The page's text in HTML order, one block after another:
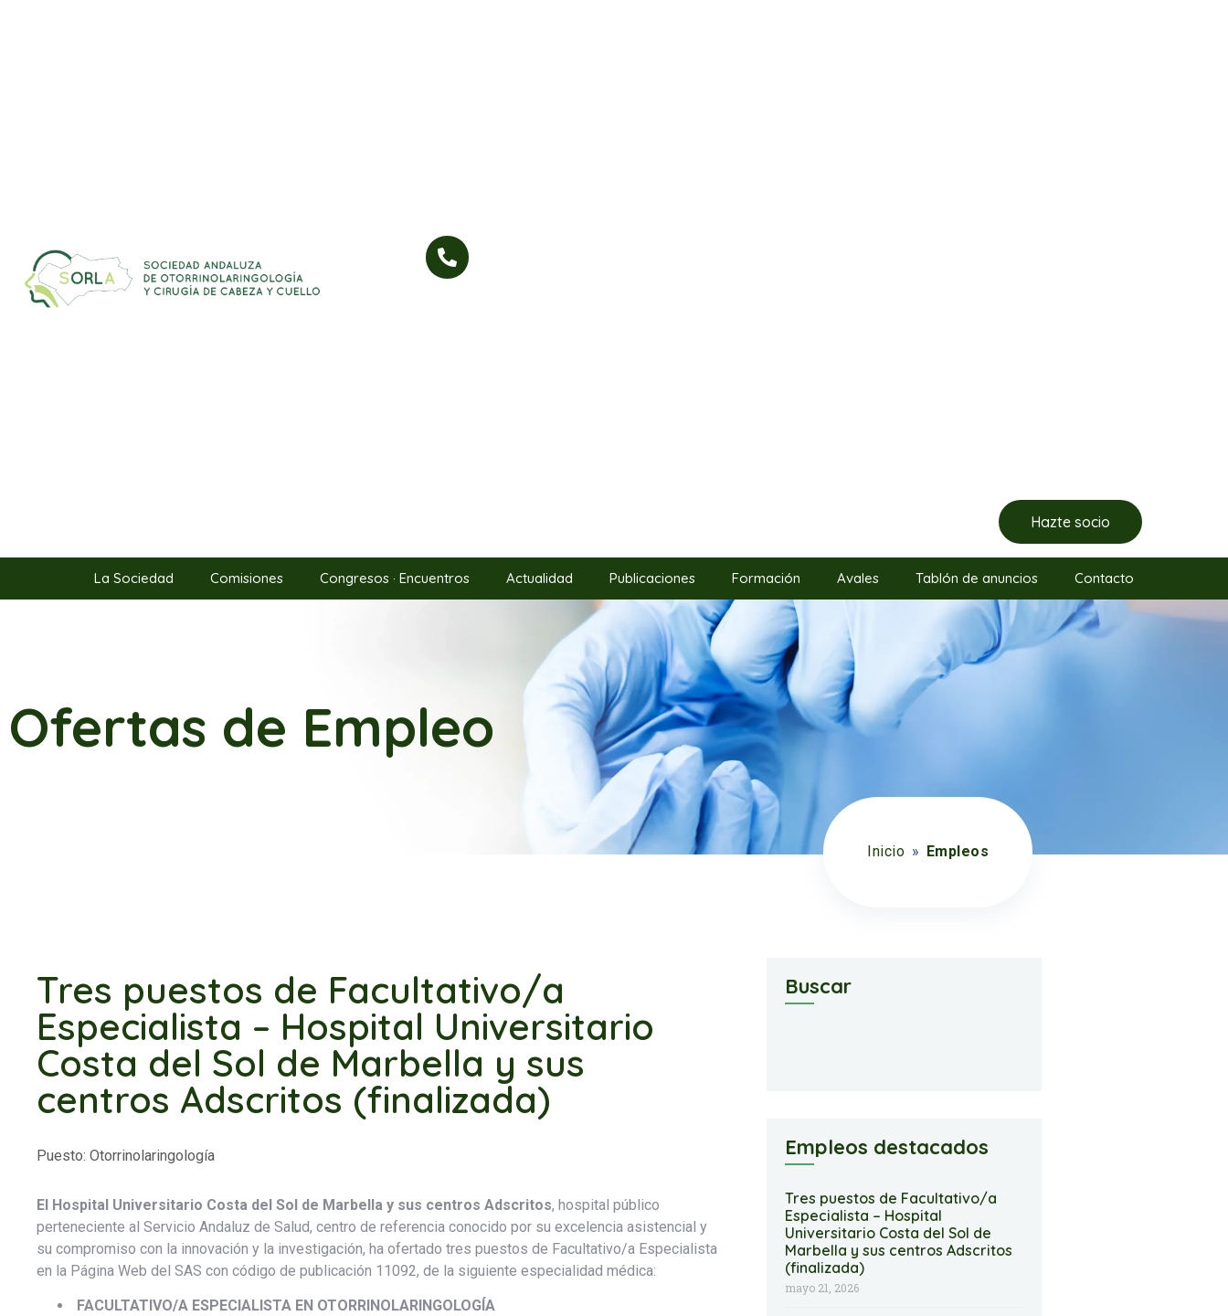
Hazte socio
La Sociedad Comisiones Congresos · Encuentros Actualidad Publicaciones Formación Avales Tablón de anuncios Contacto
Ofertas de Empleo
Inicio » Empleos
Tres puestos de Facultativo/a
Especialista – Hospital Universitario
Costa del Sol de Marbella y sus
centros Adscritos (finalizada)
Puesto: Otorrinolaringología
El Hospital Universitario Costa del Sol de Marbella y sus centros Adscritos, hospital público
perteneciente al Servicio Andaluz de Salud, centro de referencia conocido por su excelencia asistencial y
su compromiso con la innovación y la investigación, ha ofertado tres puestos de Facultativo/a Especialista
en la Página Web del SAS con código de publicación 11092, de la siguiente especialidad médica:
FACULTATIVO/A ESPECIALISTA EN OTORRINOLARINGOLOGÍA
Buscar
Empleos destacados
Tres puestos de Facultativo/a
Especialista – Hospital
Universitario Costa del Sol de
Marbella y sus centros Adscritos
(finalizada)
mayo 21, 2026